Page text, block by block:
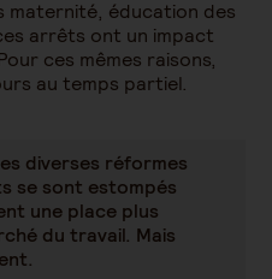
maternité, éducation des
arrêts ont un impact
ces mêmes raisons,
au temps partiel.
diverses réformes
se sont estompés
une place plus
du travail. Mais